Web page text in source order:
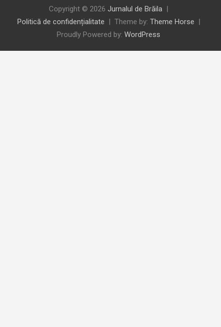
Copyright © 2026 Jurnalul de Brăila
Politică de confidențialitate
Theme by: Theme Horse
Proudly Powered by: WordPress